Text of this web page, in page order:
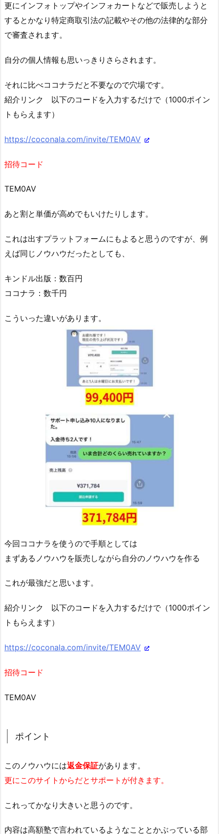
更にインフォトップやインフォカートなどで販売しようと
するとかなり特定商取引法の記載やその他の法律的な部分
で審査されます。
自分の個人情報も思いっきりさらされます。
それに比べココナラだと不要なので穴場です。
紹介リンク 以下のコードを入力するだけで（1000ポイン
トもらえます）
https://coconala.com/invite/TEM0AV
招待コード
TEM0AV
あと割と単価が高めでもいけたりします。
これは出すプラットフォームにもよると思うのですが、例
えば同じノウハウだったとしても、
キンドル出版：数百円
ココナラ：数千円
こういった違いがあります。
今回ココナラを使うので手順としては
まずあるノウハウを販売しながら自分のノウハウを作る
これが最強だと思います。
紹介リンク 以下のコードを入力するだけで（1000ポイン
トもらえます）
https://coconala.com/invite/TEM0AV
招待コード
TEM0AV
ポイント
このノウハウには返金保証があります。
更にこのサイトからだとサポートが付きます。
これってかなり大きいと思うのです。
内容は高額塾で言われているようなこととかぶっている部